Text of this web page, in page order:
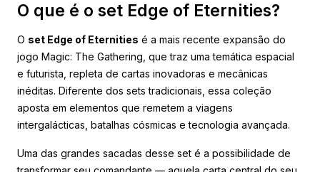
O que é o set Edge of Eternities?
O set Edge of Eternities é a mais recente expansão do
jogo Magic: The Gathering, que traz uma temática espacial
e futurista, repleta de cartas inovadoras e mecânicas
inéditas. Diferente dos sets tradicionais, essa coleção
aposta em elementos que remetem a viagens
intergalácticas, batalhas cósmicas e tecnologia avançada.
Uma das grandes sacadas desse set é a possibilidade de